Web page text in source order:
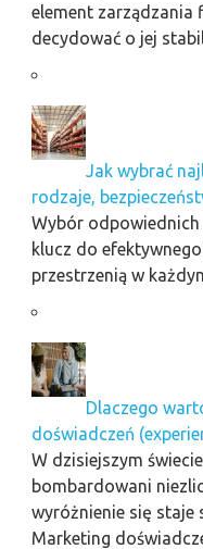
element zarządzania
decydować o jej
Jak wybrać
rodzaje,
Wybór odpowiednich
klucz do
przestrzenią w
Dlaczego
doświadczeń
W dzisiejszym
bombardowani
wyróżnienie się staje
Marketing